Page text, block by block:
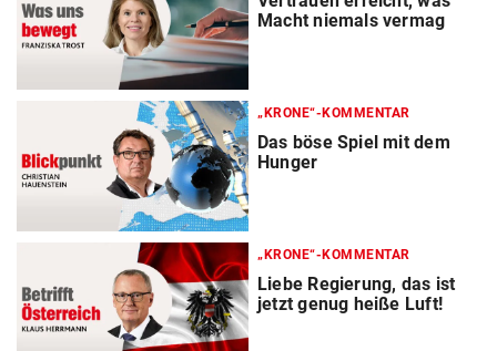
Macht niemals vermag
„KRONE“-KOMMENTAR
Das böse Spiel mit dem
Hunger
„KRONE“-KOMMENTAR
Liebe Regierung, das ist
jetzt genug heiße Luft!